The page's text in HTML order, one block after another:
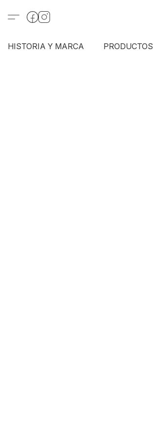
HISTORIA Y MARCA PRODUCTOS